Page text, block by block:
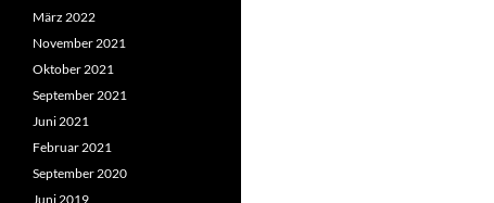
März 2022
November 2021
Oktober 2021
September 2021
Juni 2021
Februar 2021
September 2020
Juni 2019